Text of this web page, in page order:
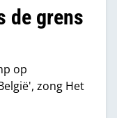
de grens
op
zong Het